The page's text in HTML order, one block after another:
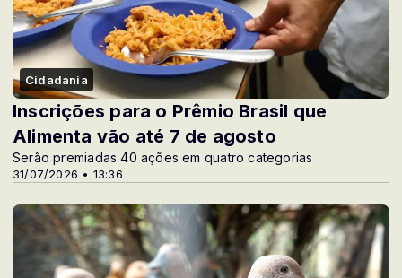
Cidadania
31/07/2026 • 13:36
Inscrições para o Prêmio Brasil que
Alimenta vão até 7 de agosto
Serão premiadas 40 ações em quatro categorias